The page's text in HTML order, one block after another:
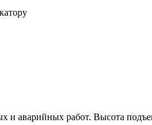
аварийных работ. Высота